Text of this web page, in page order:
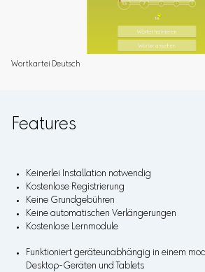
Wortkartei Deutsch
Features
Keinerlei Installation notwendig
Kostenlose Registrierung
Keine Grundgebühren
Keine automatischen Verlängerungen
Kostenlose Lernmodule
Funktioniert geräteunabhängig in einem
Desktop-Geräten und Tablets